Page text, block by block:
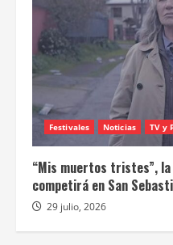
Festivales Noticias TV y
“Mis muertos tristes”,
competirá en San
29 julio, 2026